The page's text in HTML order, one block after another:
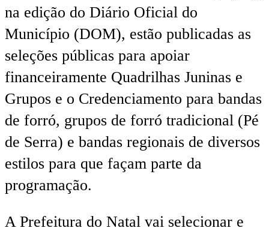
na edição do Diário Oficial do
Município (DOM), estão publicadas as
seleções públicas para apoiar
financeiramente Quadrilhas Juninas e
Grupos e o Credenciamento para bandas
de forró, grupos de forró tradicional (Pé
de Serra) e bandas regionais de diversos
estilos para que façam parte da
programação.
A Prefeitura do Natal vai selecionar e